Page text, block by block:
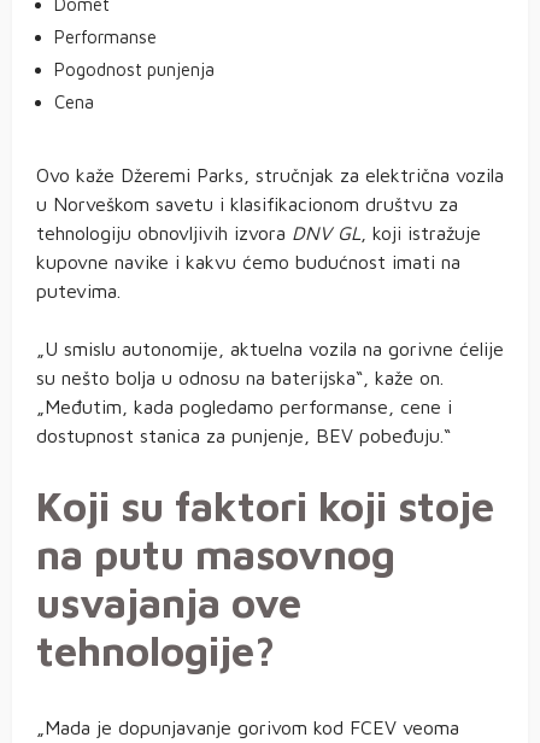
Performanse
Pogodnost punjenja
Cena
Ovo kaže Džeremi Parks, stručnjak za električna vozila
u Norveškom savetu i klasifikacionom društvu za
tehnologiju obnovljivih izvora DNV GL , koji istražuje
kupovne navike i kakvu ćemo budućnost imati na
putevima.
„U smislu autonomije, aktuelna vozila na gorivne ćelije
su nešto bolja u odnosu na baterijska“, kaže on.
„Međutim, kada pogledamo performanse, cene i
dostupnost stanica za punjenje, BEV pobeđuju.“
Koji su faktori koji stoje
na putu masovnog
usvajanja ove
tehnologije?
„Mada je dopunjavanje gorivom kod FCEV veoma